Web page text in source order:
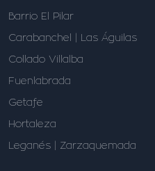
Barrio El Pilar
Carabanchel | Las Águilas
Collado Villalba
Fuenlabrada
Getafe
Hortaleza
Leganés | Zarzaquemada